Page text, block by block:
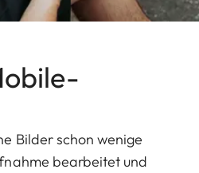
Bilder schon wenige
bearbeitet und